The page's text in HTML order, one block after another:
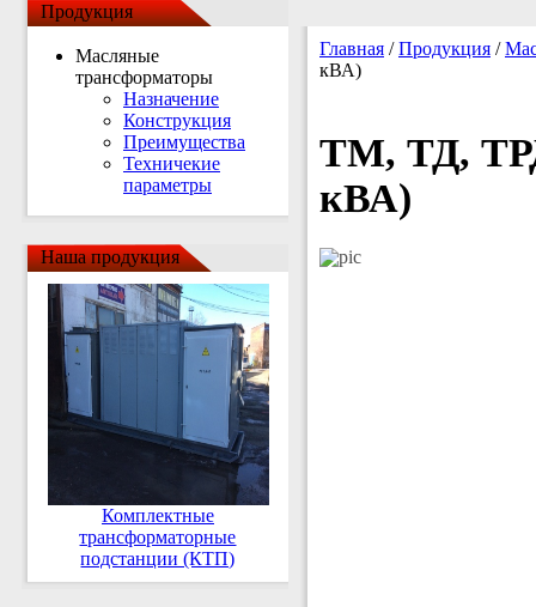
Продукция
Масляные
трансформаторы
Назначение
Конструкция
Преимущества
Техничекие
параметры
Наша продукция
Комплектные
трансформаторные
подстанции (КТП)
Главная /Продукция /
кВА)
ТМ, ТД, ТРД
кВА)